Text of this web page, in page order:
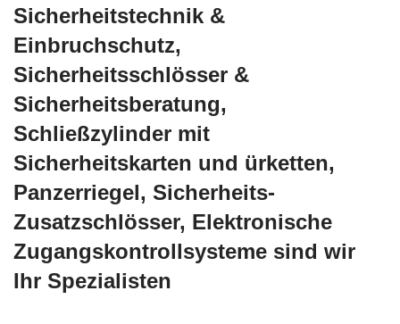
Sicherheitstechnik &
Einbruchschutz,
Sicherheitsschlösser &
Sicherheitsberatung,
Schließzylinder mit
Sicherheitskarten und ürketten,
Panzerriegel, Sicherheits-
Zusatzschlösser, Elektronische
Zugangskontrollsysteme sind wir
Ihr Spezialisten